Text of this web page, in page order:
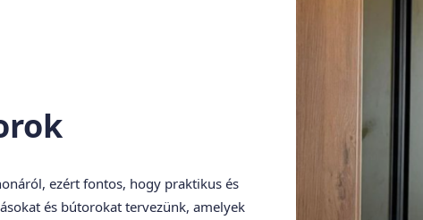
ezért fontos, hogy praktikus és
és bútorokat tervezünk, amelyek